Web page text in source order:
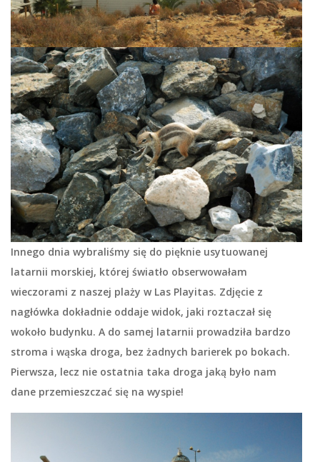
Innego dnia wybraliśmy się do pięknie usytuowanej
latarnii morskiej, której światło obserwowałam
wieczorami z naszej plaży w Las Playitas. Zdjęcie z
nagłówka dokładnie oddaje widok, jaki roztaczał się
wokoło budynku. A do samej latarnii prowadziła bardzo
stroma i wąska droga, bez żadnych barierek po bokach.
Pierwsza, lecz nie ostatnia taka droga jaką było nam
dane przemieszczać się na wyspie!